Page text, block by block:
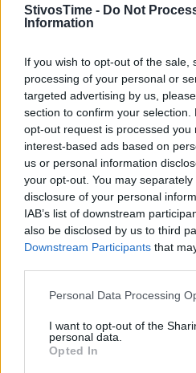
StivosTime - Do Not
Information
If you wish to opt-out of the sale,
processing of your personal or
targeted advertising by us,
section to confirm your
opt-out request is processed you
interest-based ads based on
us or personal information
your opt-out. You may
disclosure of your personal
IAB’s list of downstream
also be disclosed by us to third
Downstream Participants that
Personal Data Processing
I want to opt-out of the
personal data.
Opted In
Καλό ξεκίνημα από
στην Προύσα
Η Ανθή- Κοραΐνη Κυριακοπούλου
στην Προύσα με 2.08.42 που είναι
κλειστό.
15/01/2023 • 15:05